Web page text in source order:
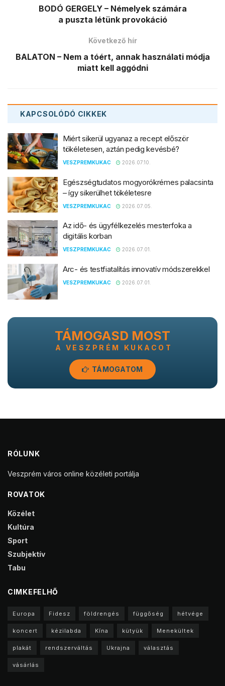
BODÓ GERGELY – Némelyek számára
a puszta létünk provokáció
Következő hír
BALATON – Nem a tóért, annak használati módja
miatt kell aggódni
KAPCSOLÓDÓ CIKKEK
Miért sikerül ugyanaz a recept először
tökéletesen, aztán pedig kevésbé?
VESZPREMKUKAC 2026.07.10.
Egészségtudatos mogyorókrémes palacsinta
– így sikerülhet tökéletesre
VESZPREMKUKAC 2026.07.05.
Az idő- és ügyfélkezelés mesterfoka a
digitális korban
VESZPREMKUKAC 2026.07.01.
Arc- és testfiatalítás innovatív módszerekkel
VESZPREMKUKAC 2026.07.01.
TÁMOGASD MOST
A VESZPRÉM KUKACOT
TÁMOGATOM
RÓLUNK
Veszprém város online közéleti portálja
ROVATOK
Közélet
Kultúra
Sport
Szubjektív
Tabu
CIMKEFELHŐ
Europa Fidesz földrengés függőség hétvége
koncert kézilabda Kína kütyük Menekültek
plakát rendszerváltás Ukrajna választás
vásárlás